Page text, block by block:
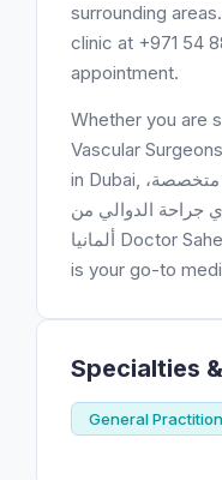
surrounding
clinic at +971 54
appointment.
Whether you are
Vascular
in Dubai, عيادة دوالي وأوعية دموية متخصصة،
جراحة الدوالي من
ألمانيا Doctor Saher Arour Varicose Veins Clinic
is your go-to
Specialties
General